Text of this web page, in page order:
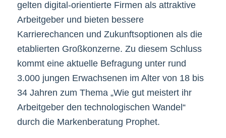
gelten digital-orientierte Firmen als attraktive
Arbeitgeber und bieten bessere
Karrierechancen und Zukunftsoptionen als die
etablierten Großkonzerne. Zu diesem Schluss
kommt eine aktuelle Befragung unter rund
3.000 jungen Erwachsenen im Alter von 18 bis
34 Jahren zum Thema „Wie gut meistert ihr
Arbeitgeber den technologischen Wandel“
durch die Markenberatung Prophet.